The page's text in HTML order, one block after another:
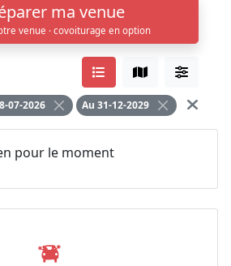
ma venue
venue · covoiturage en option
07-2026 Au 31-12-2029
pour le moment